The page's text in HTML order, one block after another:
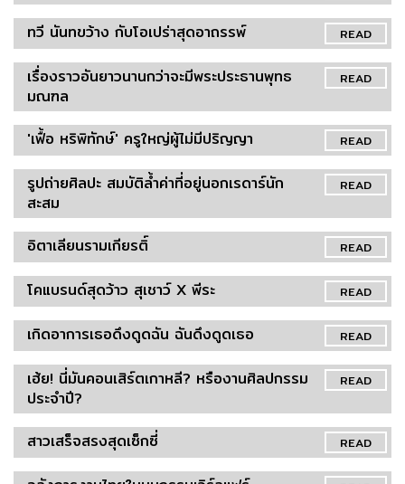
READ
ทวี นันทขว้าง กับโอเปร่าสุดอาถรรพ์
READ
เรื่องราวอันยาวนานกว่าจะมีพระประธานพุทธ
มณฑล
READ
'เฟื้อ หริพิทักษ์' ครูใหญ่ผู้ไม่มีปริญญา
READ
รูปถ่ายศิลปะ สมบัติล้ำค่าที่อยู่นอกเรดาร์นัก
สะสม
READ
อิตาเลียนรามเกียรติ์
READ
โคแบรนด์สุดว้าว สุเชาว์ X พีระ
READ
เกิดอาการเธอดึงดูดฉัน ฉันดึงดูดเธอ
READ
เฮ้ย! นี่มันคอนเสิร์ตเกาหลี? หรืองานศิลปกรรม
ประจำปี?
READ
สาวเสร็จสรงสุดเซ็กซี่